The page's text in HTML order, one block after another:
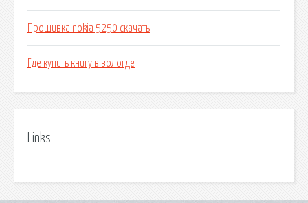
Прошивка nokia 5250 скачать
Где купить книгу в вологде
Links